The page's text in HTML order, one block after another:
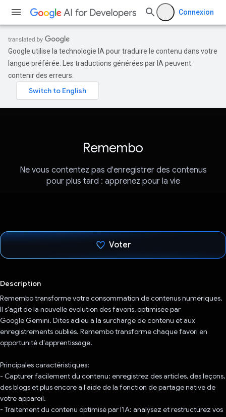
Connexion
Google utilise la technologie IA pour traduire le contenu dans votre
langue préférée. Les traductions générées par IA peuvent
contenir des erreurs.
Remembo
Ne vous contentez pas d'enregistrer des contenus
pour plus tard : apprenez pour la vie
Voter
Description
Remembo transforme votre consommation de contenus numériques.
Il s'agit de la nouvelle évolution des favoris, optimisée par
Google Gemini. Dites adieu à la surcharge de contenu et aux
enregistrements oubliés. Remembo transforme chaque favori en
opportunité d'apprentissage.
Principales caractéristiques:
- Capturer facilement du contenu: enregistrez des articles, des leçons,
des blogs et plus encore à l'aide de la fonction de partage native de
votre appareil.
- Traitement du contenu optimisé par l'IA: analysez et restructurez vos